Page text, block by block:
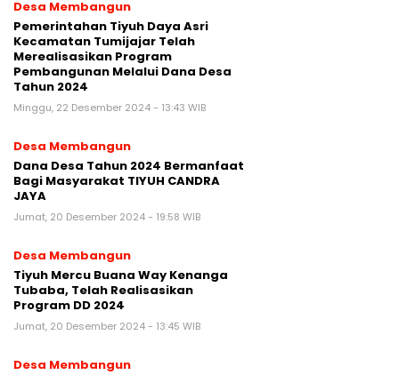
Desa Membangun
Pemerintahan Tiyuh Daya Asri
Kecamatan Tumijajar Telah
Merealisasikan Program
Pembangunan Melalui Dana Desa
Tahun 2024
Minggu, 22 Desember 2024 - 13:43 WIB
Desa Membangun
Dana Desa Tahun 2024 Bermanfaat
Bagi Masyarakat TIYUH CANDRA
JAYA
Jumat, 20 Desember 2024 - 19:58 WIB
Desa Membangun
Tiyuh Mercu Buana Way Kenanga
Tubaba, Telah Realisasikan
Program DD 2024
Jumat, 20 Desember 2024 - 13:45 WIB
Desa Membangun